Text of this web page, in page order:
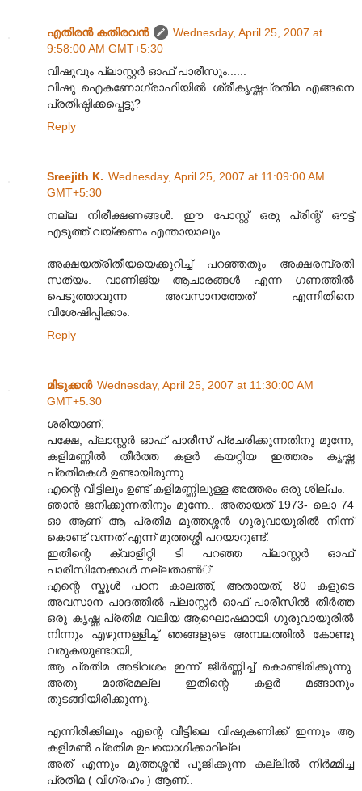
എതിരന്‍ കതിരവന്‍
Wednesday, April 25, 2007 at
9:58:00 AM GMT+5:30
വിഷുവും പ്ലാസ്റ്റര്‍ ഓഫ് പാരീസും......
വിഷു ഐകണോഗ്രാഫിയില്‍ ശ്രീകൃഷ്ണപ്രതിമ എങ്ങനെ
പ്രതിഷ്ഠിക്കപ്പെട്ടു?
Reply
Sreejith K. Wednesday, April 25, 2007 at 11:09:00 AM
GMT+5:30
നല്ല നിരീക്ഷണങ്ങള്‍. ഈ പോസ്റ്റ് ഒരു പ്രിന്റ് ഔട്ട്
എടുത്ത് വയ്ക്കണം എന്തായാലും.
അക്ഷയത്രിതീയയെക്കുറിച്ച് പറഞ്ഞതും അക്ഷരമ്പ്രതി
സത്യം. വാണിജ്യ ആചാരങ്ങള്‍ എന്ന ഗണത്തില്‍
പെടുത്താവുന്ന അവസാനത്തേത് എന്നിതിനെ
വിശേഷിപ്പിക്കാം.
Reply
മിടുക്കന്‍ Wednesday, April 25, 2007 at 11:30:00 AM
GMT+5:30
ശരിയാണ്,
പക്ഷേ, പ്ലാസ്റ്റര്‍ ഓഫ് പാരീസ് പ്രചരിക്കുന്നതിനു മുന്നേ,
കളിമണ്ണില്‍ തീര്‍ത്ത കളര്‍ കയറ്റിയ ഇത്തരം കൃഷ്ണ
പ്രതിമകള്‍ ഉണ്ടായിരുന്നു..
എന്റെ വീട്ടിലും ഉണ്ട് കളിമണ്ണിലുള്ള അത്തരം ഒരു ശില്പം.
ഞാന്‍ ജനിക്കുന്നതിനും മുന്നേ.. അതാ‍യത് 1973- ലൊ 74
ഓ ആണ് ആ പ്രതിമ മുത്തശ്ശന്‍ ഗുരുവായൂരില്‍ നിന്ന്
കൊണ്ട് വന്നത് എന്ന് മുത്തശ്ശി പറയാറുണ്ട്.
ഇതിന്റെ ക്വാളിറ്റി ടി പറഞ്ഞ പ്ലാസ്റ്റര്‍ ഓഫ്
പാരീസിനേക്കാള്‍ നല്ലതാണ്‍്.
എന്റെ സ്കൂള്‍ പഠന കാലത്ത്, അതായത്, 80 കളുടെ
അവസാന പാദത്തില്‍ പ്ലാസ്റ്റര്‍ ഓഫ് പാരീസില്‍ തീര്‍ത്ത
ഒരു കൃഷ്ണ പ്രതിമ വലിയ ആഘൊഷമായി ഗുരുവായൂരില്‍
നിന്നും എഴുന്നള്ളിച്ച് ഞങ്ങളുടെ അമ്പലത്തില്‍ കോണ്ടു
വരുകയുണ്ടായി,
ആ പ്രതിമ അടിവശം ഇന്ന് ജീര്‍ണ്ണിച്ച് കൊണ്ടിരിക്കുന്നു.
അതു മാത്രമല്ല ഇതിന്റെ കളര്‍ മങ്ങാനും
തുടങ്ങിയിരിക്കുന്നു.
എന്നിരിക്കിലും എന്റെ വീട്ടിലെ വിഷുകണിക്ക് ഇന്നും ആ
കളിമണ്‍ പ്രതിമ ഉപയൊഗിക്കാറില്ല..
അത് എന്നും മുത്തശ്ശന്‍ പൂജിക്കുന്ന കല്ലില്‍ നിര്‍മ്മിച്ച
പ്രതിമ ( വിഗ്രഹം ) ആണ്..